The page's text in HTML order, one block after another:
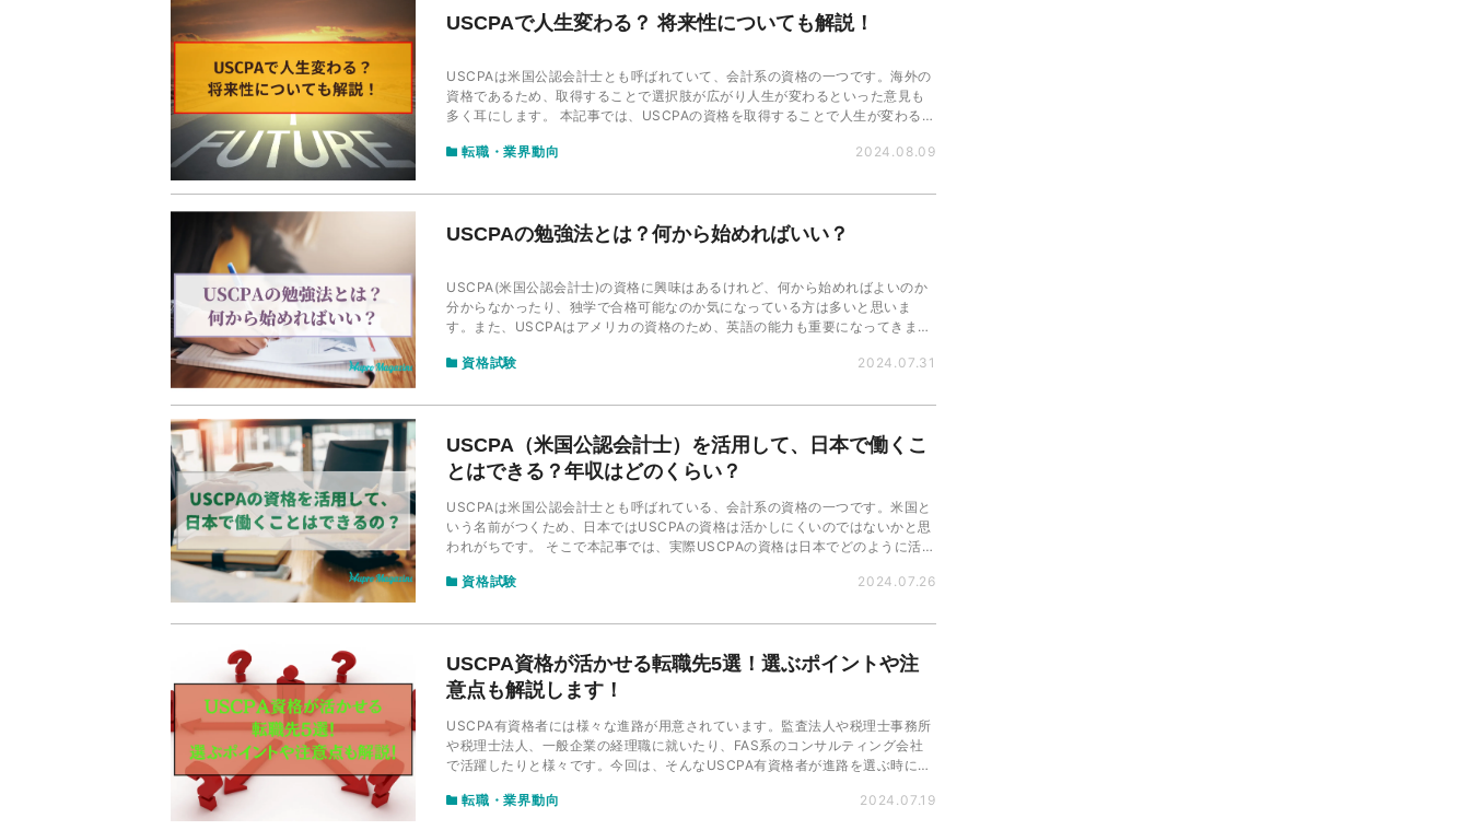
USCPAで人生変わる？ 将来性についても解説！
USCPAは米国公認会計士とも呼ばれていて、会計系の資格の一つです。海外の
資格であるため、取得することで選択肢が広がり人生が変わるといった意見も
多く耳にします。 本記事では、USCPAの資格を取得することで人生が変わるの
転職・業界動向
2024.08.09
USCPAの勉強法とは？何から始めればいい？
USCPA(米国公認会計士)の資格に興味はあるけれど、何から始めればよいのか
分からなかったり、独学で合格可能なのか気になっている方は多いと思いま
す。また、USCPAはアメリカの資格のため、英語の能力も重要になってきま
ます！
資格試験 2024.07.31
USCPA（米国公認会計士）を活用して、日本で働くこ
とはできる？年収はどのくらい？
USCPAは米国公認会計士とも呼ばれている、会計系の資格の一つです。米国と
いう名前がつくため、日本ではUSCPAの資格は活かしにくいのではないかと思
われがちです。 そこで本記事では、実際USCPAの資格は日本でどのように活か
資格試験
2024.07.26
USCPA資格が活かせる転職先5選！選ぶポイントや注
意点も解説します！
USCPA有資格者には様々な進路が用意されています。監査法人や税理士事務所
や税理士法人、一般企業の経理職に就いたり、FAS系のコンサルティング会社
で活躍したりと様々です。今回は、そんなUSCPA有資格者が進路を選ぶ時に考
転職・業界動向
2024.07.19